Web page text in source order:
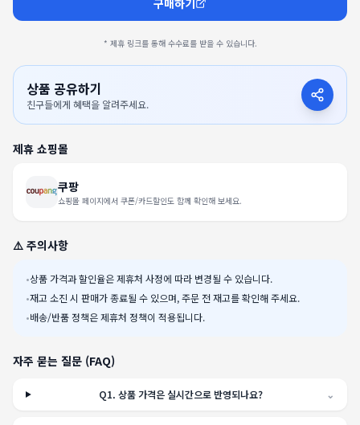
구매하기
* 제휴 링크를 통해 수수료를 받을 수 있습니다.
상품 공유하기
친구들에게 혜택을 알려주세요.
제휴 쇼핑몰
쿠팡
쇼핑몰 페이지에서 쿠폰/카드할인도 함께 확인해 보세요.
⚠️ 주의사항
•상품 가격과 할인율은 제휴처 사정에 따라 변경될 수 있습니다.
•재고 소진 시 판매가 종료될 수 있으며, 주문 전 재고를 확인해 주세요.
•배송/반품 정책은 제휴처 정책이 적용됩니다.
자주 묻는 질문 (FAQ)
Q1.상품 가격은 실시간으로 반영되나요? ⌄